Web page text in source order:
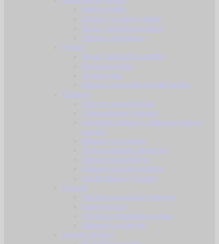
Radio uređaji
Dodaci za radio uređaje
Radio i zaštitne slušalice
Dodaci za slušalice
Prsluci
Nosači balističke zaštite
Borbeni prsluci
Prsni prsluci
Dodaci za prsluke i nosače ploča
Džepovi
Džepovi za spremnike
Višenamjenski džepovi
Sanitetski džepovi / džepovi za prvu
pomoć
Džepovi za granate
Vreće za prazne spremike
Džepovi za hidraciju
Džepovi za radio uređaje
Ostali džepovi i dodaci
Futrole
Futrole za opasače i remene
Butne futrole
Futrole za dodatnu opremu
Adapteri za futrole
Kacige i dodaci